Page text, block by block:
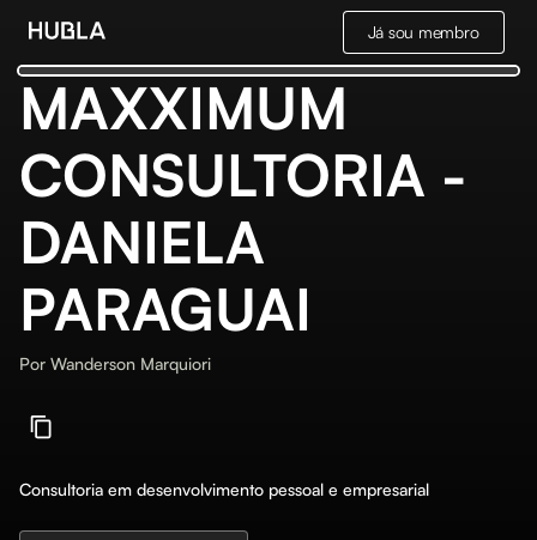
Já sou membro
MAXXIMUM
CONSULTORIA -
DANIELA
PARAGUAI
Por Wanderson Marquiori
Consultoria em desenvolvimento pessoal e empresarial